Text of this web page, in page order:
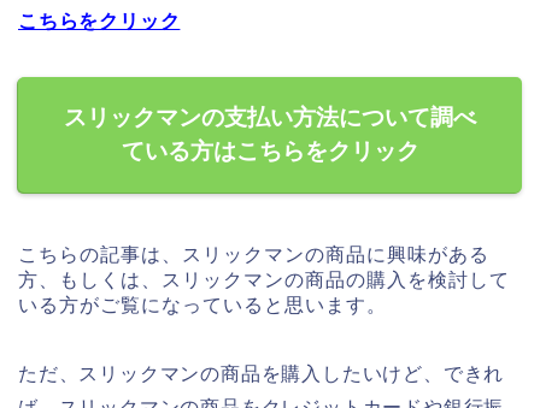
こちらをクリック
スリックマンの支払い方法について調べ
ている方はこちらをクリック
こちらの記事は、スリックマンの商品に興味がある
方、もしくは、スリックマンの商品の購入を検討して
いる方がご覧になっていると思います。
ただ、スリックマンの商品を購入したいけど、できれ